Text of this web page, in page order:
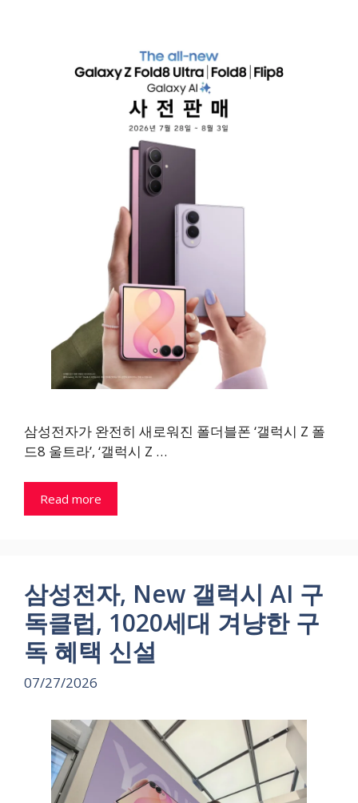
삼성전자가 완전히 새로워진 폴더블폰 ‘갤럭시 Z 폴
드8 울트라’, ‘갤럭시 Z …
Read more
삼성전자, New 갤럭시 AI 구
독클럽, 1020세대 겨냥한 구
독 혜택 신설
07/27/2026